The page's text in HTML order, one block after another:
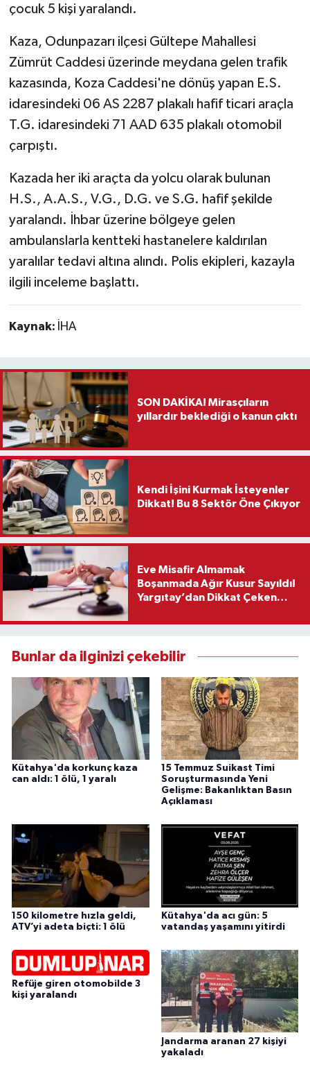
çocuk 5 kişi yaralandı.
Kaza, Odunpazarı ilçesi Gültepe Mahallesi
Zümrüt Caddesi üzerinde meydana gelen trafik
kazasında, Koza Caddesi'ne dönüş yapan E.S.
idaresindeki 06 AS 2287 plakalı hafif ticari araçla
T.G. idaresindeki 71 AAD 635 plakalı otomobil
çarpıştı.
Kazada her iki araçta da yolcu olarak bulunan
H.S., A.A.S., V.G., D.G. ve S.G. hafif şekilde
yaralandı. İhbar üzerine bölgeye gelen
ambulanslarla kentteki hastanelere kaldırılan
yaralılar tedavi altına alındı. Polis ekipleri, kazayla
ilgili inceleme başlattı.
Kaynak: İHA
SON DAKİKA! Mirasçıların
yıllardır beklediği o kanun çıktı
Kendi İşini Kurmak İsteyenler
Dikkat! Bu 8 Sektör Öne Çıkıyor
Eve Misafir Almamak
Boşanmada Ağır Kusur Sayıldı!
Yargıtay’dan Dikkat Çeken
Bunlar da ilginizi çekebilir
Kütahya'da korkunç kaza
can aldı: 1 ölü, 1 yaralı
15 Temmuz Suikast Timi
Soruşturmasında Yeni
Gelişme: Bakanlıktan Basın
Açıklaması
150 kilometre hızla geldi,
ATV’yi adeta biçti: 1 ölü
Kütahya'da acı gün: 5
vatandaş yaşamını yitirdi
Refüje giren otomobilde 3
kişi yaralandı
Jandarma aranan 27 kişiyi
yakaladı
Seri İlan
Spor
Vasıta
Vefat Haberleri